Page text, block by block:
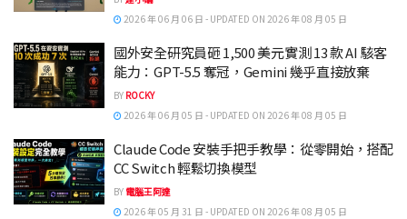
2026 年 06 月 06 日 - UPDATED ON 2026 年 08 月 05 日
國外安全研究員砸 1,500 美元實測 13 款 AI 駭客
能力：GPT-5.5 奪冠，Gemini 幾乎直接放棄
BY ROCKY
2026 年 06 月 05 日 - UPDATED ON 2026 年 08 月 05 日
Claude Code 安裝手把手教學：從零開始，搭配
CC Switch 輕鬆切換模型
BY 電腦王阿達
2026 年 05 月 31 日 - UPDATED ON 2026 年 08 月 05 日